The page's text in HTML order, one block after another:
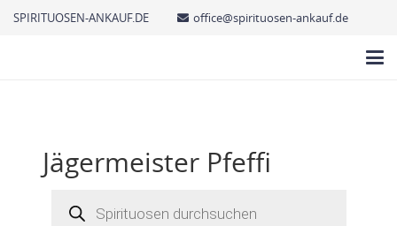
SPIRITUOSEN-ANKAUF.DE office@spirituosen-ankauf.de
Jägermeister Pfeffi
search